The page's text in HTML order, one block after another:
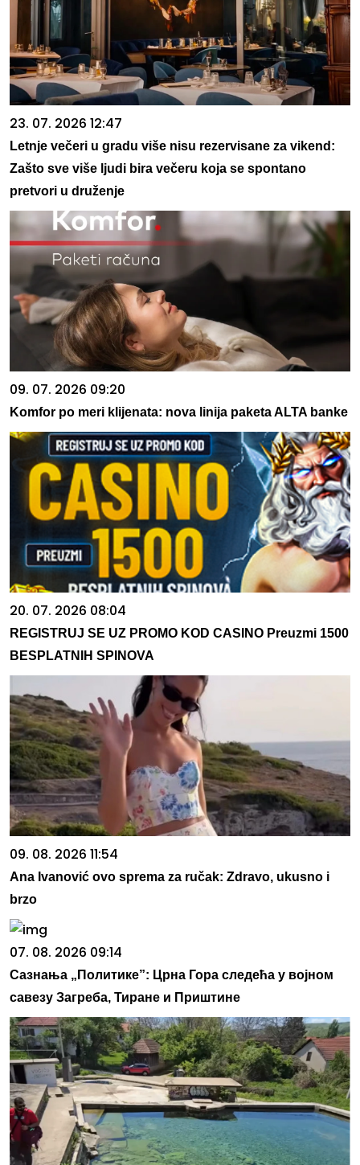
23. 07. 2026 12:47
Letnje večeri u gradu više nisu rezervisane za vikend:
Zašto sve više ljudi bira večeru koja se spontano
pretvori u druženje
09. 07. 2026 09:20
Komfor po meri klijenata: nova linija paketa ALTA banke
20. 07. 2026 08:04
REGISTRUJ SE UZ PROMO KOD CASINO Preuzmi 1500
BESPLATNIH SPINOVA
09. 08. 2026 11:54
Ana Ivanović ovo sprema za ručak: Zdravo, ukusno i
brzo
07. 08. 2026 09:14
Сазнања „Политике”: Црна Гора следећа у војном
савезу Загреба, Тиране и Приштине